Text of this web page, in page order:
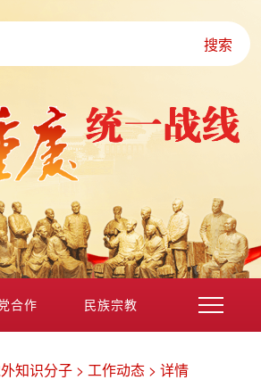
搜索
合作 民族宗教
知识分子 > 工作动态 > 详情